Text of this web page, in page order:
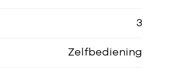
3
Zelfbediening